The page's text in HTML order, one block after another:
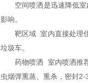
空间喷洒是迅速降低
影响。
靶区域 室内直接处理
垃圾车。
药物喷洒 室内喷洒推
虫烟弹熏蒸、熏杀，密封